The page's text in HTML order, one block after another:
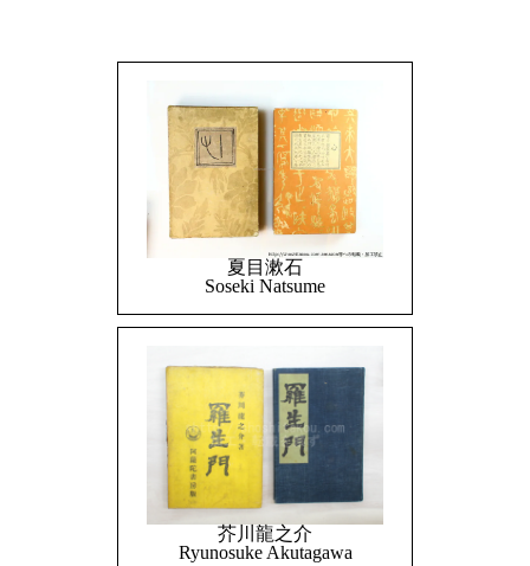
夏目漱石
Soseki Natsume
芥川龍之介
Ryunosuke Akutagawa